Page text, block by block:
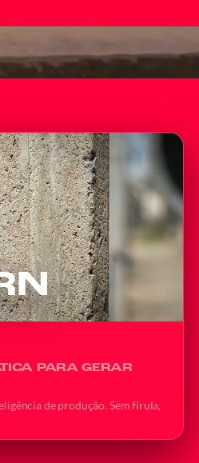
PARA GERAR
de produção. Sem firula,